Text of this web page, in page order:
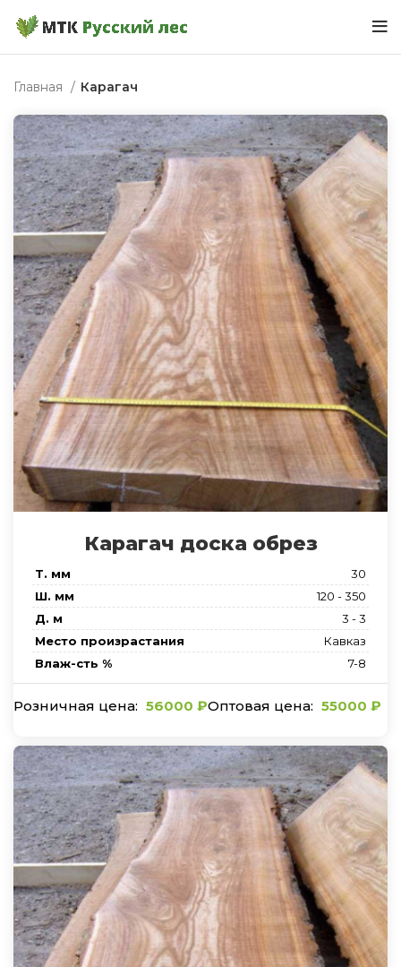
Главная Карагач
Карагач доска обрез
Т. мм
30
Ш. мм
120 - 350
Д. м
3 - 3
Место произрастания
Кавказ
Влаж-сть %
7-8
56000 ₽ 55000 ₽